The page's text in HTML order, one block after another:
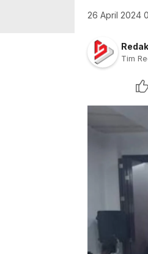
26 April 2024
Tim